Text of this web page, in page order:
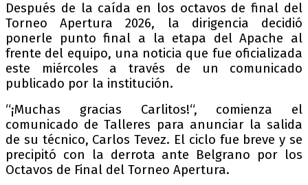
Después de la caída en los octavos de final del
Torneo Apertura 2026, la dirigencia decidió
ponerle punto final a la etapa del Apache al
frente del equipo, una noticia que fue oficializada
este miércoles a través de un comunicado
publicado por la institución.
“¡Muchas gracias Carlitos!“, comienza el
comunicado de Talleres para anunciar la salida
de su técnico, Carlos Tevez. El ciclo fue breve y se
precipitó con la derrota ante Belgrano por los
Octavos de Final del Torneo Apertura.